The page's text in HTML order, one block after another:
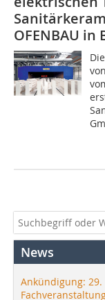
OFENBAU in
News
Ankündigung: